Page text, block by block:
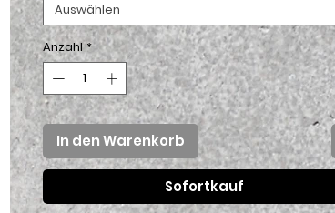
Auswählen
Anzahl *
In den Warenkorb
Sofortkauf